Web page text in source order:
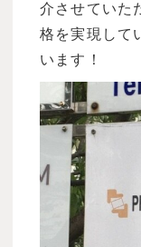
介させていた
格を実現して
います！